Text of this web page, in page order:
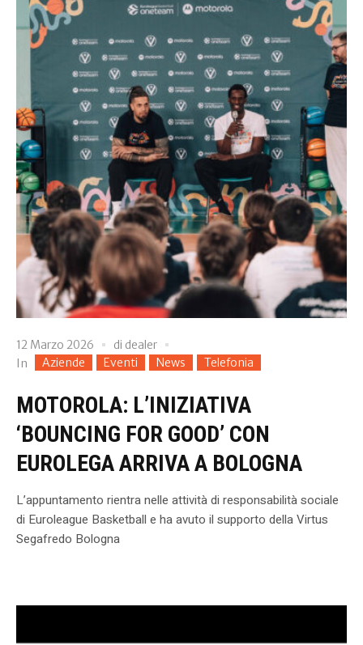
12 Marzo 2026 di dealer
In
Aziende Eventi News Telefonia
MOTOROLA: L’INIZIATIVA
‘BOUNCING FOR GOOD’ CON
EUROLEGA ARRIVA A BOLOGNA
L’appuntamento rientra nelle attività di responsabilità sociale
di Euroleague Basketball e ha avuto il supporto della Virtus
Segafredo Bologna